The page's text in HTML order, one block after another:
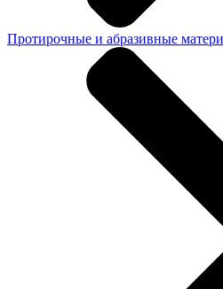
Протирочные и абразивные